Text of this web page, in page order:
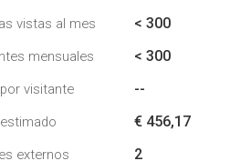
vistas al mes < 300
mensuales < 300
visitante --
€ 456,17
externos 2